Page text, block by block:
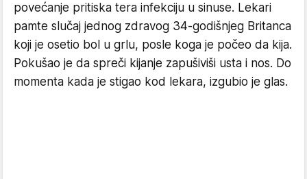
povećanje pritiska tera infekciju u sinuse. Lekari
pamte slučaj jednog zdravog 34-godišnjeg Britanca
koji je osetio bol u grlu, posle koga je počeo da kija.
Pokušao je da spreči kijanje zapušiviši usta i nos. Do
momenta kada je stigao kod lekara, izgubio je glas.